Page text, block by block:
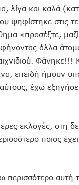
λίγα και καλά
ψηφίστηκε στις
«προσέξτε,
άλλα
Φάνηκε!!!
επειδή ήμουν
έχω
εκλογές, στη
ποιος
περισσότερο αυτή